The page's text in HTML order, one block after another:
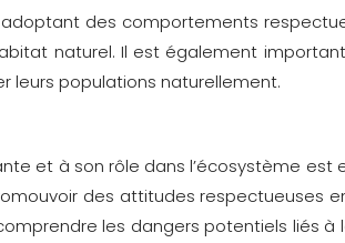
des comportements
naturel. Il est également
leurs populations naturellement.
et à son rôle dans l’écosystème
des attitudes respectueuses
les dangers potentiels liés